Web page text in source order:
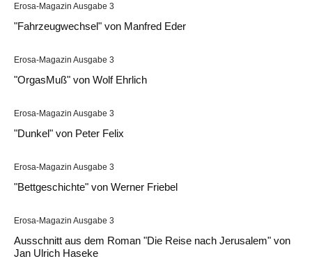
Erosa-Magazin Ausgabe 3
"Fahrzeugwechsel" von Manfred Eder
Erosa-Magazin Ausgabe 3
"OrgasMuß" von Wolf Ehrlich
Erosa-Magazin Ausgabe 3
"Dunkel" von Peter Felix
Erosa-Magazin Ausgabe 3
"Bettgeschichte" von Werner Friebel
Erosa-Magazin Ausgabe 3
Ausschnitt aus dem Roman "Die Reise nach Jerusalem" von
Jan Ulrich Haseke